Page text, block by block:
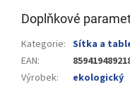
Doplňkové
Kategorie: Sítka a
EAN:
Výrobek: ekologický